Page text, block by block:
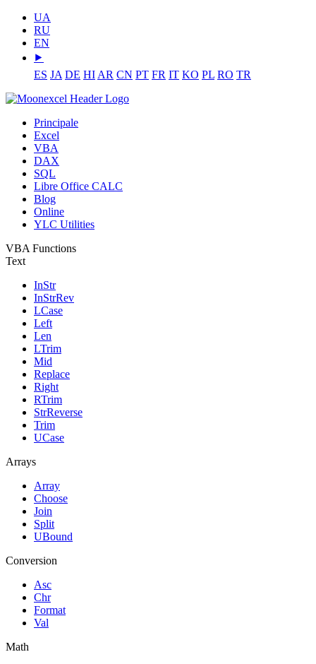
UA
RU
EN
⯈
ES JA DE HI AR CN PT FR IT KO PL RO TR
Principale
Excel
VBA
DAX
SQL
Libre Office CALC
Blog
Online
YLC Utilities
VBA Functions
Text
InStr
InStrRev
LCase
Left
Len
LTrim
Mid
Replace
Right
RTrim
StrReverse
Trim
UCase
Arrays
Array
Choose
Join
Split
UBound
Conversion
Asc
Chr
Format
Val
Math